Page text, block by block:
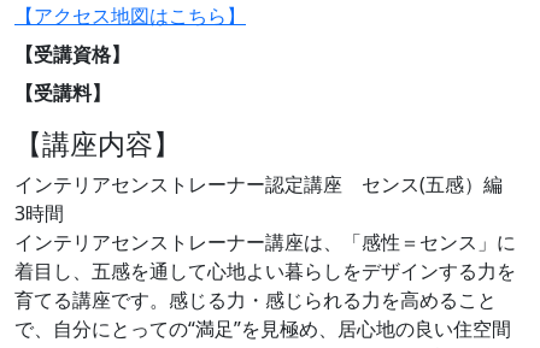
【アクセス地図はこちら】
【受講資格】
【受講料】
【講座内容】
インテリアセンストレーナー認定講座 センス(五感）編
3時間
インテリアセンストレーナー講座は、「感性＝センス」に
着目し、五感を通して心地よい暮らしをデザインする力を
育てる講座です。感じる力・感じられる力を高めること
で、自分にとっての“満足”を見極め、居心地の良い住空間